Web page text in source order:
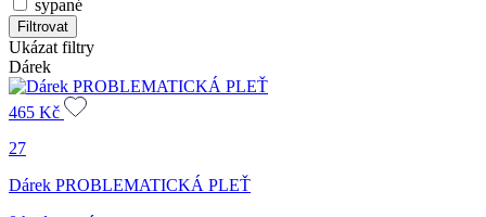
sypané
Filtrovat
Ukázat filtry
Dárek
465 Kč
27
Dárek PROBLEMATICKÁ PLEŤ